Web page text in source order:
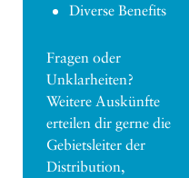
Diverse Benefits
Fragen oder
Unklarheiten?
Weitere Auskünfte
erteilen dir gerne die
Gebietsleiter der
Distribution,